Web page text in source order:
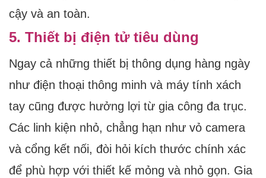
cậy và an toàn.
5. Thiết bị điện tử tiêu dùng
Ngay cả những thiết bị thông dụng hàng ngày
như điện thoại thông minh và máy tính xách
tay cũng được hưởng lợi từ gia công đa trục.
Các linh kiện nhỏ, chẳng hạn như vỏ camera
và cổng kết nối, đòi hỏi kích thước chính xác
để phù hợp với thiết kế mỏng và nhỏ gọn. Gia